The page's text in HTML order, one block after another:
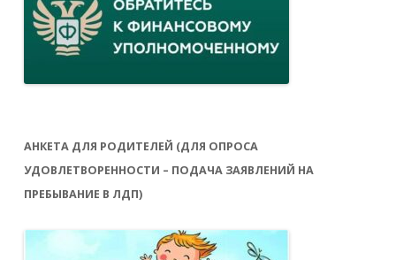
АНКЕТА ДЛЯ РОДИТЕЛЕЙ (ДЛЯ ОПРОСА
УДОВЛЕТВОРЕННОСТИ – ПОДАЧА ЗАЯВЛЕНИЙ НА
ПРЕБЫВАНИЕ В ЛДП)